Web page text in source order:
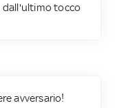
dall'ultimo tocco
avversario!